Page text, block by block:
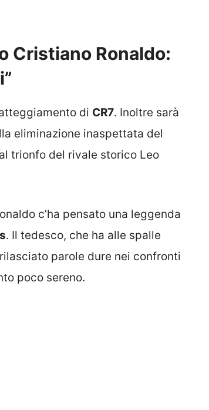
Cristiano Ronaldo:
di CR7. Inoltre sarà
eliminazione inaspettata del
trionfo del rivale storico Leo
c’ha pensato una leggenda
. Il tedesco, che ha alle spalle
parole dure nei confronti
poco sereno.